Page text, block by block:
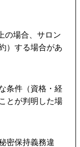
の場合、サロン
）する場合があ
条件（資格・経
とが判明した場
密保持義務違